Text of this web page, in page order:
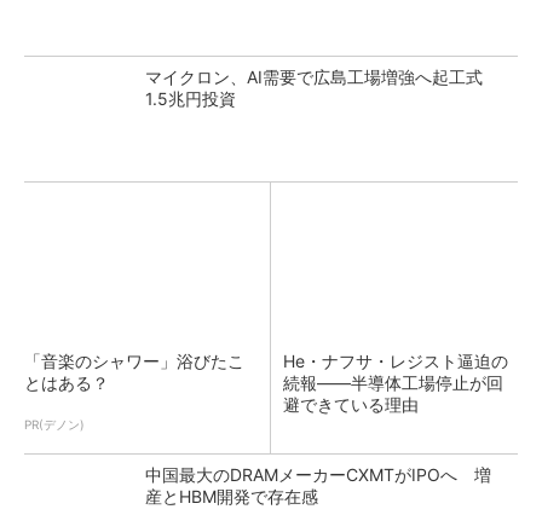
マイクロン、AI需要で広島工場増強へ起工式
1.5兆円投資
「音楽のシャワー」浴びたこ
とはある？
PR(デノン)
He・ナフサ・レジスト逼迫の
続報――半導体工場停止が回
避できている理由
中国最大のDRAMメーカーCXMTがIPOへ 増
産とHBM開発で存在感